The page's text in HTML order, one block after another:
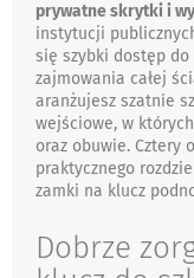
prywatne skrytki i
instytucji
się szybki dostęp do
zajmowania całej
aranżujesz szatnie
wejściowe, w
oraz obuwie. Cztery
praktycznego
zamki na klucz
Dobrze